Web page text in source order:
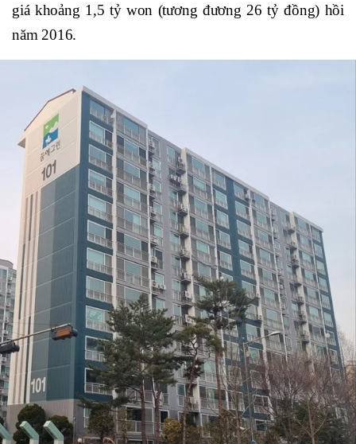
giá khoảng 1,5 tỷ won (tương đương 26 tỷ đồng) hồi
năm 2016.